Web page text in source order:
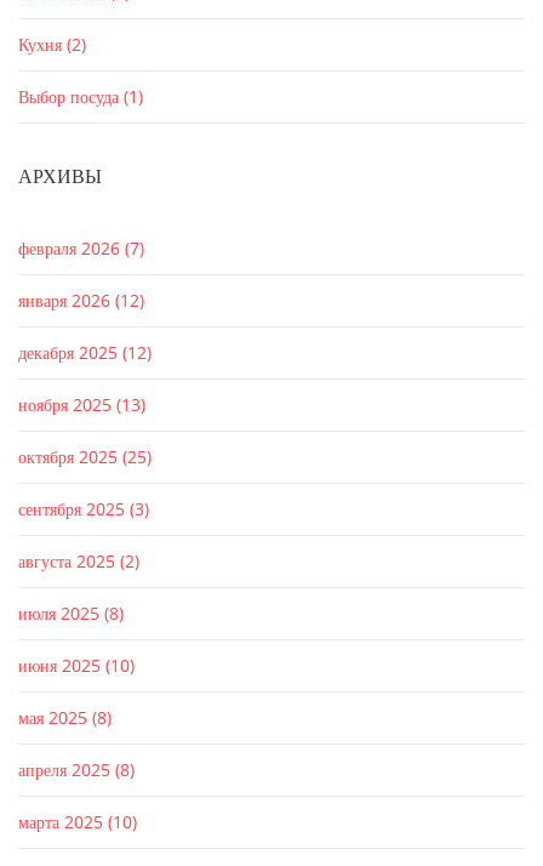
Кухня (2)
Выбор посуда (1)
АРХИВЫ
февраля 2026 (7)
января 2026 (12)
декабря 2025 (12)
ноября 2025 (13)
октября 2025 (25)
сентября 2025 (3)
августа 2025 (2)
июля 2025 (8)
июня 2025 (10)
мая 2025 (8)
апреля 2025 (8)
марта 2025 (10)